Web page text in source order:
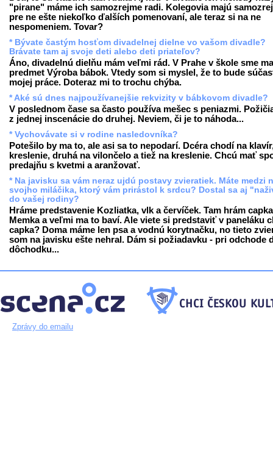
"pirane" máme ich samozrejme radi. Kolegovia majú
pre ne ešte niekoľko ďalších pomenovaní, ale teraz si na ne
nespomeniem. Tovar?
* Bývate častým hosťom divadelnej dielne vo vašom divadle?
Brávate tam aj svoje deti alebo deti priateľov?
Áno, divadelnú dielňu mám veľmi rád. V Prahe v škole sme
predmet Výroba bábok. Vtedy som si myslel, že to bude
mojej práce. Doteraz mi to trochu chýba.
* Aké sú dnes najpoužívanejšie rekvizity v bábkovom divadle?
V poslednom čase sa často používa mešec s peniazmi.
z jednej inscenácie do druhej. Neviem, či je to náhoda...
* Vychovávate si v rodine nasledovníka?
Potešilo by ma to, ale asi sa to nepodarí. Dcéra chodí na
kreslenie, druhá na vilončelo a tiež na kreslenie. Chcú mať
predajňu s kvetmi a aranžovať.
* Na javisku sa vám neraz ujdú postavy zvieratiek. Máte medzi
svojho miláčika, ktorý vám prirástol k srdcu? Dostal sa aj
do vašej rodiny?
Hráme predstavenie Kozliatka, vlk a červíček. Tam hrám capka
Memka a veľmi ma to baví. Ale viete si predstaviť v paneláku
capka? Doma máme len psa a vodnú korytnačku, no tieto
som na javisku ešte nehral. Dám si požiadavku - pri odchode
dôchodku...
Zprávy do emailu